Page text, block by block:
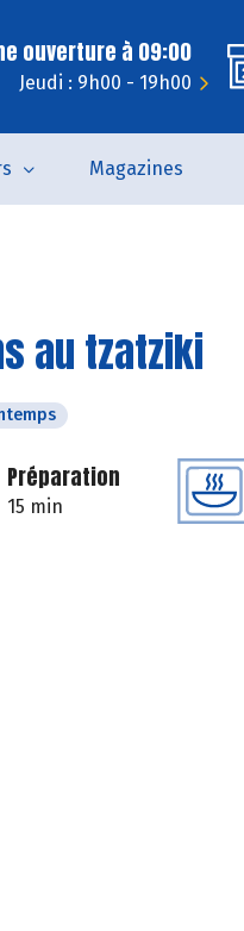
ouverture à 09:00
Jeudi : 9h00 - 19h00
Magazines
au tzatziki
Préparation
15 min